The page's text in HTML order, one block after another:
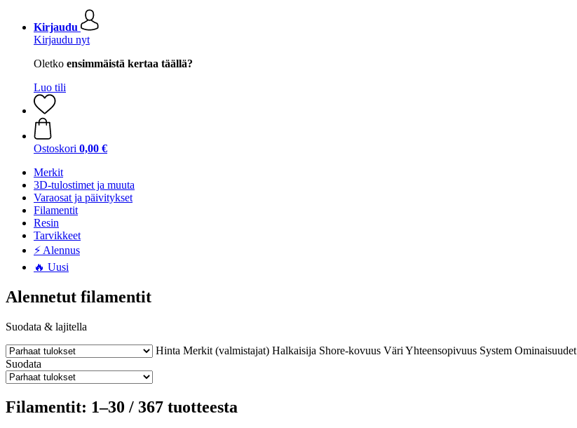
Kirjaudu
Kirjaudu nyt
Oletko ensimmäistä kertaa täällä?
Luo tili
Ostoskori 0,00 €
Merkit
3D-tulostimet ja muuta
Varaosat ja päivitykset
Filamentit
Resin
Tarvikkeet
⚡ Alennus
🔥 Uusi
Alennetut filamentit
Suodata & lajitella
Hinta Merkit (valmistajat) Halkaisija Shore-kovuus Väri Yhteensopivuus System Ominaisuudet
Suodata
Filamentit: 1–30 / 367 tuotteesta